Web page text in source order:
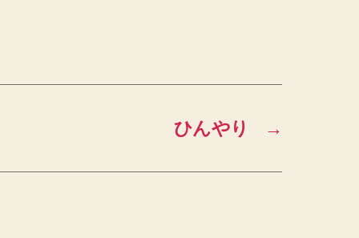
→
ひんやり